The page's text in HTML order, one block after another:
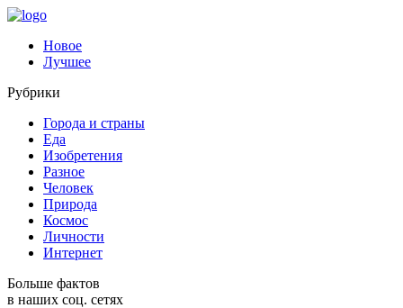
Новое
Лучшее
Рубрики
Города и страны
Еда
Изобретения
Разное
Человек
Природа
Космос
Личности
Интернет
Больше фактов
в наших соц. сетях